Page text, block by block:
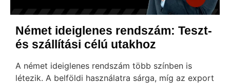
Német ideiglenes rendszám: Teszt-
és szállítási célú utakhoz
A német ideiglenes rendszám több színben is
létezik. A belföldi használatra sárga, míg az export